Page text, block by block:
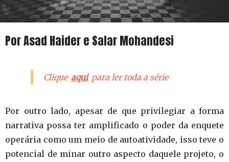
Por Asad Haider e Salar Mohandesi
Clique aqui para ler toda a série
Por outro lado, apesar de que privilegiar a forma
narrativa possa ter amplificado o poder da enquete
operária como um meio de autoatividade, isso teve o
potencial de minar outro aspecto daquele projeto, o